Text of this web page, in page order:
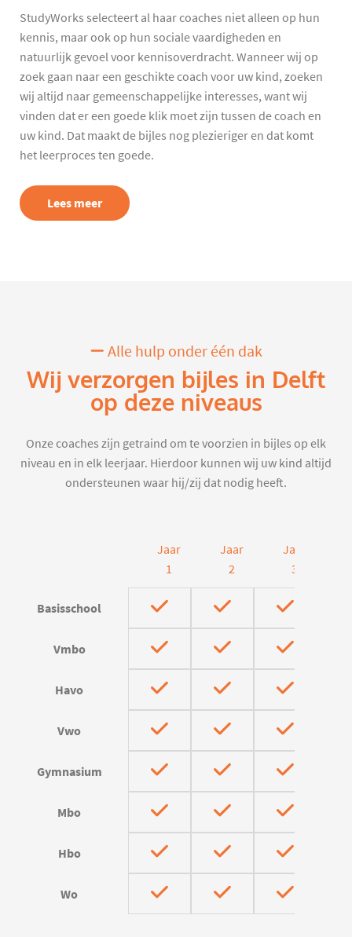
StudyWorks selecteert al haar coaches niet alleen op hun
kennis, maar ook op hun sociale vaardigheden en
natuurlijk gevoel voor kennisoverdracht. Wanneer wij op
zoek gaan naar een geschikte coach voor uw kind, zoeken
wij altijd naar gemeenschappelijke interesses, want wij
vinden dat er een goede klik moet zijn tussen de coach en
uw kind. Dat maakt de bijles nog plezieriger en dat komt
het leerproces ten goede.
Lees meer
Alle hulp onder één dak
Wij verzorgen bijles in Delft
op deze niveaus
Onze coaches zijn getraind om te voorzien in bijles op elk
niveau en in elk leerjaar. Hierdoor kunnen wij uw kind altijd
ondersteunen waar hij/zij dat nodig heeft.
Jaar
1
Jaar
2
Jaar
3
Basisschool
Vmbo
Havo
Vwo
Gymnasium
Mbo
Hbo
Wo